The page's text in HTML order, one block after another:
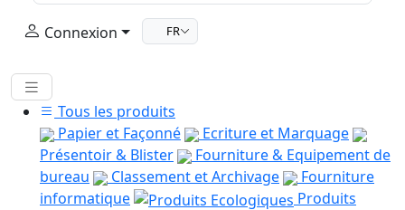
Connexion FR
Tous les produits
Papier et Façonné
Ecriture et Marquage
Présentoir & Blister
Fourniture & Equipement de
bureau
Classement et Archivage
Fourniture
informatique
Produits